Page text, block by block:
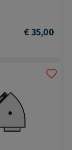
€ 35,00